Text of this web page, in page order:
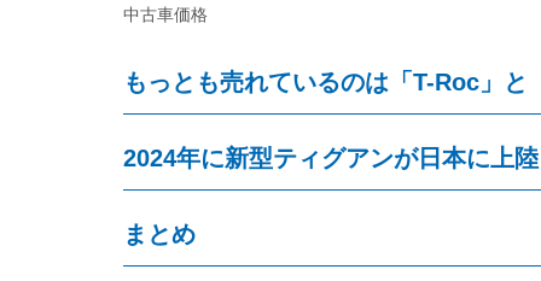
中古車価格
もっとも売れているのは「T-Roc」と
2024年に新型ティグアンが日本に上陸
まとめ